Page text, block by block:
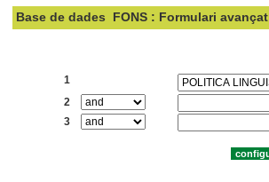
Base de dades FONS : Formulari avançat
1
2
3